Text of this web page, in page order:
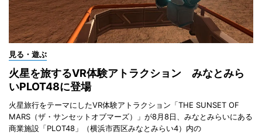
見る・遊ぶ
火星を旅するVR体験アトラクション みなとみら
いPLOT48に登場
火星旅行をテーマにしたVR体験アトラクション「THE SUNSET OF
MARS（ザ・サンセットオブマーズ）」が8月8日、みなとみらいにある
商業施設「PLOT48」（横浜市西区みなとみらい4）内の